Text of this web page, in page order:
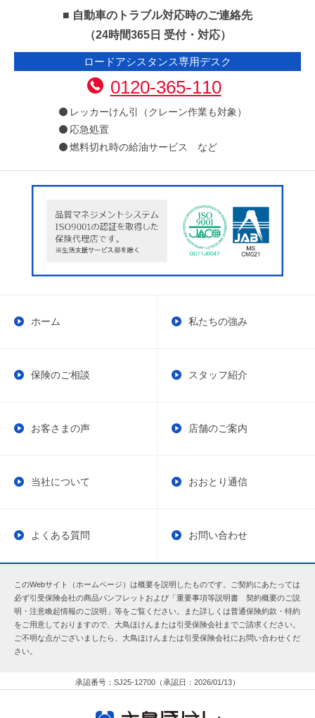
■ 自動車のトラブル対応時のご連絡先
（24時間365日 受付・対応）
ロードアシスタンス専用デスク
0120-365-110
レッカーけん引（クレーン作業も対象）
応急処置
燃料切れ時の給油サービス など
ホーム 私たちの強み
保険のご相談 スタッフ紹介
お客さまの声 店舗のご案内
当社について おおとり通信
よくある質問 お問い合わせ
このWebサイト（ホームページ）は概要を説明したものです。ご契約にあたっては
必ず引受保険会社の商品パンフレットおよび「重要事項等説明書 契約概要のご説
明・注意喚起情報のご説明」等をご覧ください。また詳しくは普通保険約款・特約
をご用意しておりますので、大鳥ほけんまたは引受保険会社までご請求ください。
ご不明な点がございましたら、大鳥ほけんまたは引受保険会社にお問い合わせくだ
さい。
承認番号：SJ25-12700（承認日：2026/01/13）